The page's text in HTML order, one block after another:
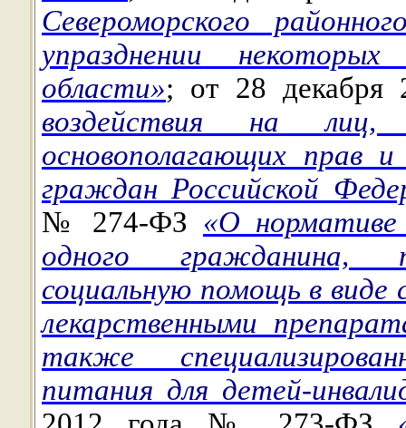
Североморского
упразднении
области»; от 28
воздействия на
основополагающих прав
граждан Российской
№ 274-ФЗ «О
одного гражданина,
социальную помощь в виде
лекарственными
также
питания для детей-